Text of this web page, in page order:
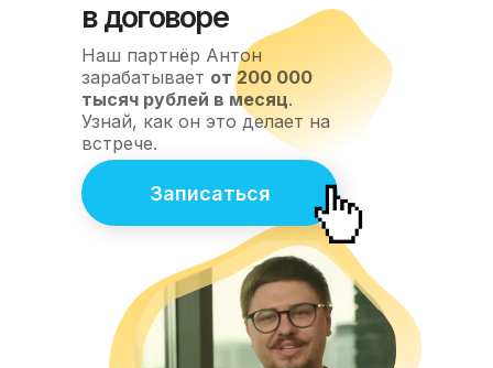
в договоре
Наш партнёр Антон
зарабатывает от 200 000
тысяч рублей в месяц.
Узнай, как он это делает на
встрече.
Записаться